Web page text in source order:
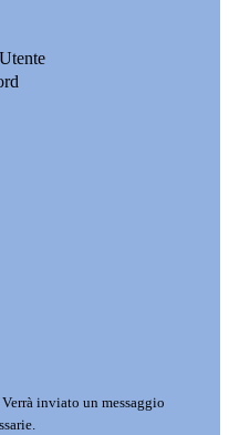
Verrà inviato un messaggio